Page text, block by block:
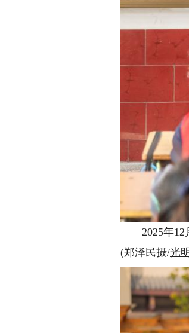
2025年12月
(郑泽民摄/光